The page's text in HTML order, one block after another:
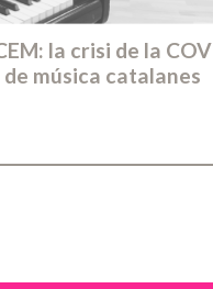
la crisi de la
música catalanes